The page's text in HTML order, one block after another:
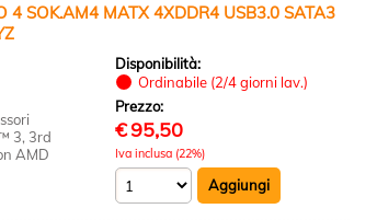
4 SOK.AM4 MATX 4XDDR4 USB3.0 SATA3
3, 3rd
AMD
Disponibilità:
Ordinabile (2/4 giorni lav.)
Prezzo:
€95,50
Iva inclusa (22%)